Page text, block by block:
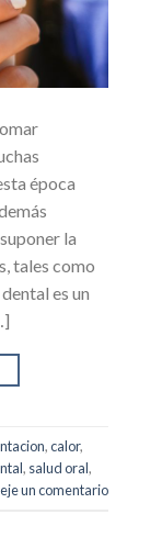
época
la
tales como
es un
,calor,
, salud oral,
un comentario